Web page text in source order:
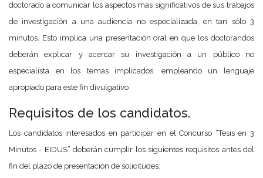
doctorado a comunicar los aspectos más significativos de sus trabajos
de investigación a una audiencia no especializada, en tan sólo 3
minutos. Esto implica una presentación oral en que los doctorandos
deberán explicar y acercar su investigación a un público no
especialista en los temas implicados, empleando un lenguaje
apropiado para este fin divulgativo
Requisitos de los candidatos.
Los candidatos interesados en participar en el Concurso “Tesis en 3
Minutos - EIDUS” deberán cumplir los siguientes requisitos antes del
fin del plazo de presentación de solicitudes: